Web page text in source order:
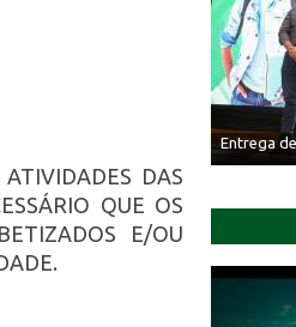
Entrega
DAS
QUE OS
E/OU